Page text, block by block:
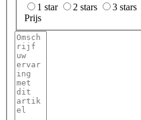
1 star 2 stars 3 stars
Prijs